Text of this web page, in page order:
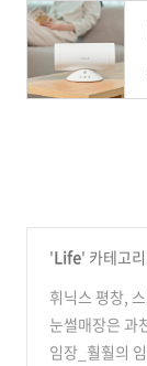
'Life' 카테고
휘닉스 평창,
(0)
눈썰매장은 과
임장_훨훨의